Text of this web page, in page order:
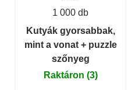
1 000 db
Kutyák gyorsabbak,
mint a vonat + puzzle
szőnyeg
Raktáron (3)